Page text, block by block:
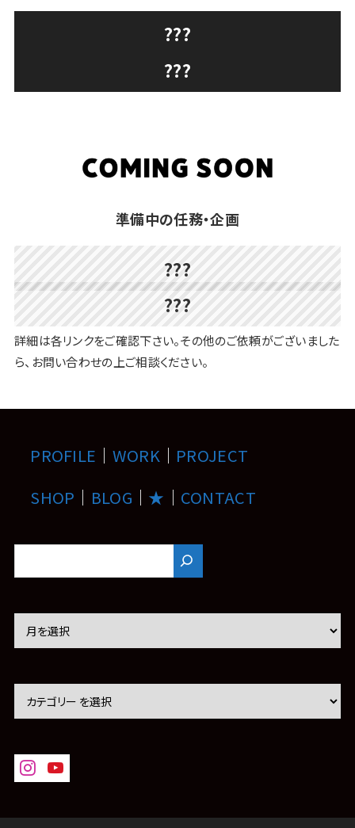
???
???
準備中の任務・企画
???
???
詳細は各リンクをご確認下さい。その他のご依頼がございました
ら、お問い合わせの上ご相談ください。
PROFILE ｜ WORK ｜ PROJECT
SHOP ｜ BLOG ｜ ★ ｜ CONTACT
カ
ブ